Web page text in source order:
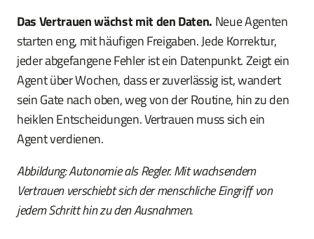
Das Vertrauen wächst mit den Daten. Neue Agenten
starten eng, mit häufigen Freigaben. Jede Korrektur,
jeder abgefangene Fehler ist ein Datenpunkt. Zeigt ein
Agent über Wochen, dass er zuverlässig ist, wandert
sein Gate nach oben, weg von der Routine, hin zu den
heiklen Entscheidungen. Vertrauen muss sich ein
Agent verdienen.
Abbildung: Autonomie als Regler. Mit wachsendem
Vertrauen verschiebt sich der menschliche Eingriff von
jedem Schritt hin zu den Ausnahmen.